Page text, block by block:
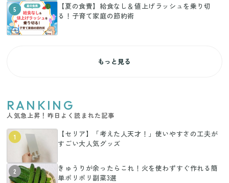
5
【夏の食費】給食なし＆値上げラッシュを乗り切
る！子育て家庭の節約術
もっと見る
RANKING
人気急上昇！昨日よく読まれた記事
1
【セリア】「考えた人天才！」使いやすさの工夫が
すごい大人気グッズ
2
きゅうりが余ったらこれ！火を使わずすぐ作れる簡
単ポリポリ副菜3選